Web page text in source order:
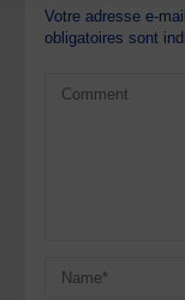
Votre adresse e-
obligatoires sont